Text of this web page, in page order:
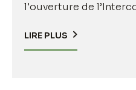
l'ouverture de
LIRE PLUS